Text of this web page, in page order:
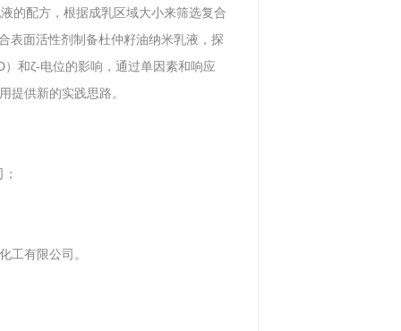
的配方，根据成乳区域大小来筛选复合
表面活性剂制备杜仲籽油纳米乳液，探
和ζ-电位的影响，通过单因素和响应
提供新的实践思路。
工有限公司。